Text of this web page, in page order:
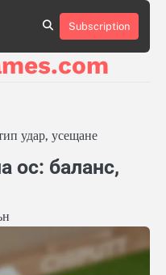
About
About
About
Contact
Contact
Contact
Cookie
Cookie
Cookie
Cookie
Cookie
Privacy
Privacy
Privacy
Sitemap
Sitemap
Sitemap
Terms
Conditions
Terms
Conditions
Terms
Conditions
Subscription
удар, усещане
ос: баланс,